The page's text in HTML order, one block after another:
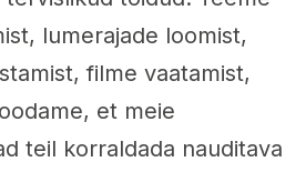
lumerajade loomist,
filme vaatamist,
et meie
teil korraldada nauditava